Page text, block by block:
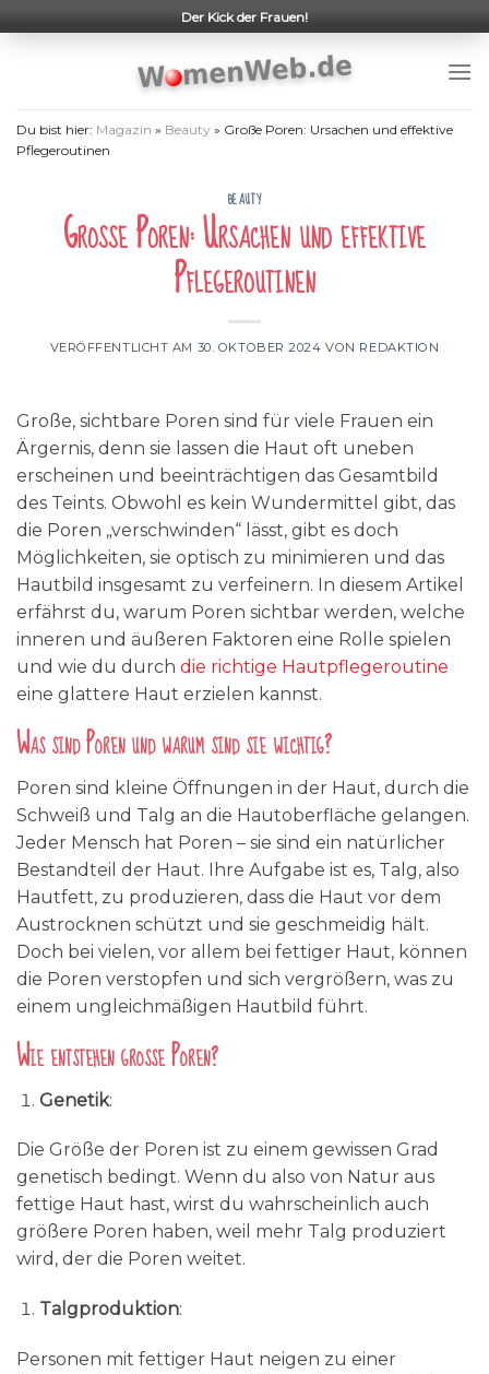
to
Der Kick der Frauen!
Du bist hier: Magazin » Beauty » Große Poren: Ursachen und effektive
Pflegeroutinen
BEAUTY
Große Poren: Ursachen und effektive
Pflegeroutinen
VERÖFFENTLICHT AM 30. OKTOBER 2024 VON REDAKTION
Große, sichtbare Poren sind für viele Frauen ein
Ärgernis, denn sie lassen die Haut oft uneben
erscheinen und beeinträchtigen das Gesamtbild
des Teints. Obwohl es kein Wundermittel gibt, das
die Poren „verschwinden“ lässt, gibt es doch
Möglichkeiten, sie optisch zu minimieren und das
Hautbild insgesamt zu verfeinern. In diesem Artikel
erfährst du, warum Poren sichtbar werden, welche
inneren und äußeren Faktoren eine Rolle spielen
und wie du durch die richtige Hautpflegeroutine
eine glattere Haut erzielen kannst.
Was sind Poren und warum sind sie wichtig?
Poren sind kleine Öffnungen in der Haut, durch die
Schweiß und Talg an die Hautoberfläche gelangen.
Jeder Mensch hat Poren – sie sind ein natürlicher
Bestandteil der Haut. Ihre Aufgabe ist es, Talg, also
Hautfett, zu produzieren, dass die Haut vor dem
Austrocknen schützt und sie geschmeidig hält.
Doch bei vielen, vor allem bei fettiger Haut, können
die Poren verstopfen und sich vergrößern, was zu
einem ungleichmäßigen Hautbild führt.
Wie entstehen große Poren?
Genetik:
Die Größe der Poren ist zu einem gewissen Grad
genetisch bedingt. Wenn du also von Natur aus
fettige Haut hast, wirst du wahrscheinlich auch
größere Poren haben, weil mehr Talg produziert
wird, der die Poren weitet.
Talgproduktion:
Personen mit fettiger Haut neigen zu einer